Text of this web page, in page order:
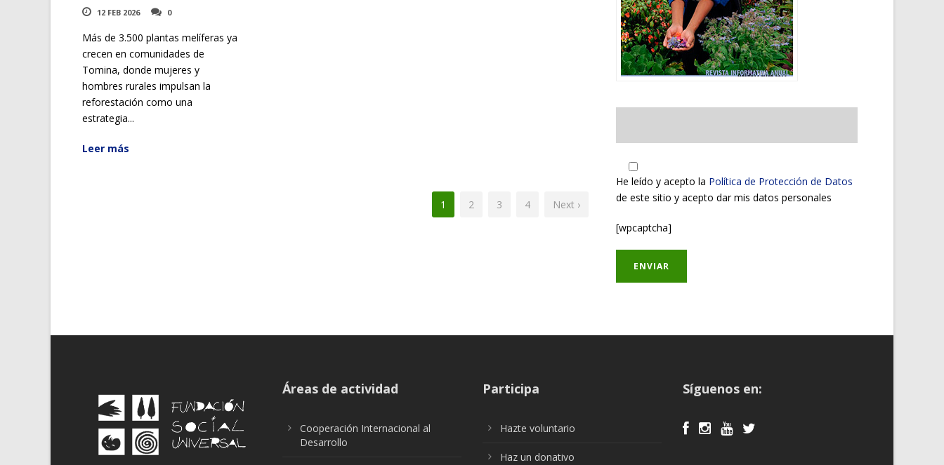
12 FEB 2026 0
Más de 3.500 plantas melíferas ya
crecen en comunidades de
Tomina, donde mujeres y
hombres rurales impulsan la
reforestación como una
estrategia...
Leer más
1 2 3 4 Next ›
He leído y acepto la Política de Protección de Datos
de este sitio y acepto dar mis datos personales
[wpcaptcha]
Áreas de actividad
Cooperación Internacional al
Desarrollo
Participa
Hazte voluntario
Haz un donativo
Síguenos en: